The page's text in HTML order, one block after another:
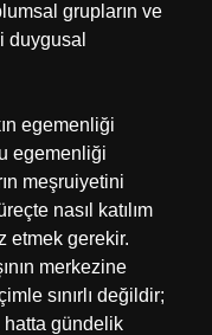
grupların ve
duygusal
egemenliği
egemenliği
meşruiyetini
nasıl katılım
etmek gerekir.
merkezine
sınırlı değildir;
hatta gündelik